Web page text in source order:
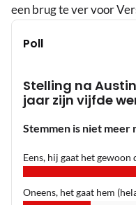
een brug te ver voor
Poll
Stelling na
jaar zijn vijfde
Stemmen is niet meer
Eens, hij gaat het gewoon
Oneens, het gaat hem